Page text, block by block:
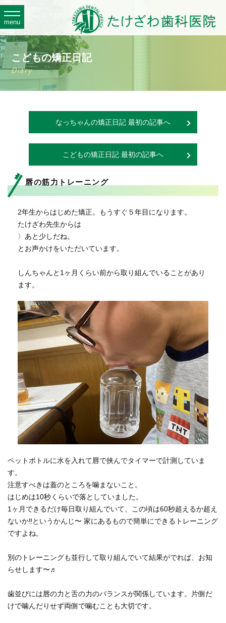
toggle
navigation
menu
こどもの矯正日記
Diary
なっちゃんの矯正日記 最初の記事へ
こどもの矯正日記 最初の記事へ
唇の筋力トレーニング
2年生からはじめた矯正。もうすぐ５年目になります。
たけざわ先生からは
〉あと少しだね。
とお声かけをいただいています。
しんちゃんと1ヶ月くらい前から取り組んでいることがあり
ます。
ペットボトルに水を入れて唇で挟んでタイマーで計測していま
す。
注意すべきは蓋のところを噛まないこと。
はじめは10秒くらいで落としていました。
1ヶ月できるだけ毎日取り組んでいて、この頃は60秒超えるか超え
ないか‼︎というかんじ〜 家にあるもので簡単にできるトレーニング
ですよね。
別のトレーニングも並行して取り組んでいて結果がでれば、お知
らせします〜♬
歯並びには唇の力と舌の力のバランスが関係しています。片側だ
けで噛んだりせず両側で噛むことも大切です。